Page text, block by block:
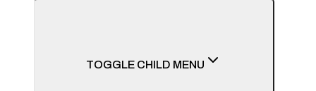
TOGGLE CHILD MENU